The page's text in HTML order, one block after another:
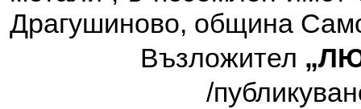
Драгушиново, община
Възложител
/